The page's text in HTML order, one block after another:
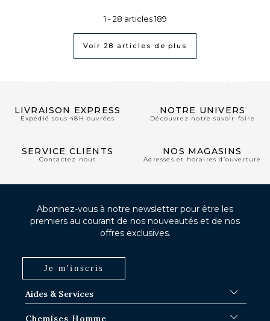
1 -28 articles189
Voir 28 articles de plus
LIVRAISON EXPRESS
Expédié sous 48H ouvrées
NOTRE UNIVERS
Découvrez notre savoir-faire
SERVICE CLIENTS
Contactez nous
NOS MAGASINS
Adresses et horaires d’ouverture
Aides & Services
Chemises Homme
Abonnez-vous à notre newsletter pour être les
premiers au courant de nos nouveautés et de nos
offres exclusives.
Je m'inscris